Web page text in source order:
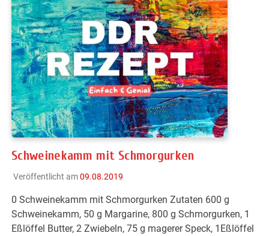
Schweinekamm mit Schmorgurken
Veröffentlicht am09.08.2019
0 Schweinekamm mit Schmorgurken Zutaten 600 g
Schweinekamm, 50 g Margarine, 800 g Schmorgurken, 1
Eßlöffel Butter, 2 Zwiebeln, 75 g magerer Speck, 1Eßlöffel